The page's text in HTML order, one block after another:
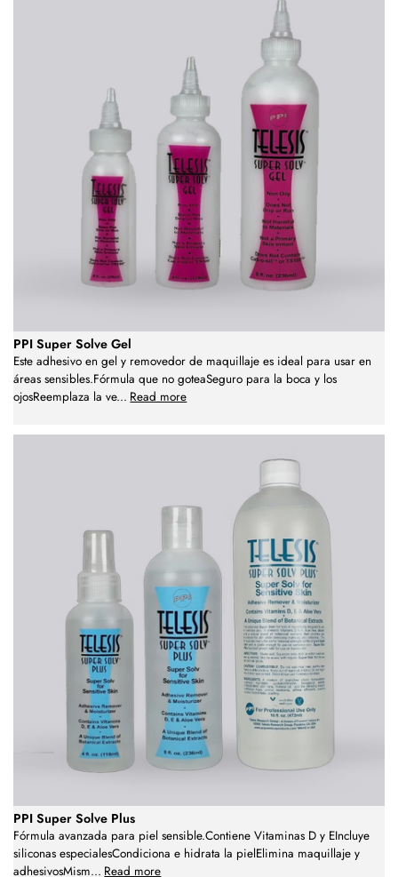
PPI Super Solve Gel
Este adhesivo en gel y removedor de maquillaje es ideal para usar en
áreas sensibles.Fórmula que no goteaSeguro para la boca y los
ojosReemplaza la ve... Read more
PPI Super Solve Plus
Fórmula avanzada para piel sensible.Contiene Vitaminas D y EIncluye
siliconas especialesCondiciona e hidrata la pielElimina maquillaje y
adhesivosMism... Read more